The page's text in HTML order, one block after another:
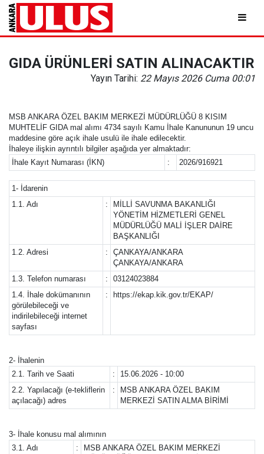
GIDA ÜRÜNLERİ SATIN ALINACAKTIR
Yayın Tarihi: 22 Mayıs 2026 Cuma 00:01
MSB ANKARA ÖZEL BAKIM MERKEZİ MÜDÜRLÜĞÜ 8 KISIM
MUHTELİF GIDA mal alımı 4734 sayılı Kamu İhale Kanununun 19 uncu
maddesine göre açık ihale usulü ile ihale edilecektir.
İhaleye ilişkin ayrıntılı bilgiler aşağıda yer almaktadır:
İhale Kayıt Numarası (İKN)
: 2026/916921
1- İdarenin
1.1. Adı
:
MİLLİ SAVUNMA BAKANLIĞI
YÖNETİM HİZMETLERİ GENEL
MÜDÜRLÜĞÜ MALİ İŞLER DAİRE
BAŞKANLIĞI
1.2. Adresi
:
ÇANKAYA/ANKARA
ÇANKAYA/ANKARA
1.3. Telefon numarası
:
03124023884
1.4. İhale dokümanının
görülebileceği ve
indirilebileceği internet
sayfası
: https://ekap.kik.gov.tr/EKAP/
2- İhalenin
2.1. Tarih ve Saati
:
15.06.2026 - 10:00
2.2. Yapılacağı (e-tekliflerin
açılacağı) adres
:
MSB ANKARA ÖZEL BAKIM
MERKEZİ SATIN ALMA BİRİMİ
3- İhale konusu mal alımının
3.1. Adı
:
MSB ANKARA ÖZEL BAKIM MERKEZİ